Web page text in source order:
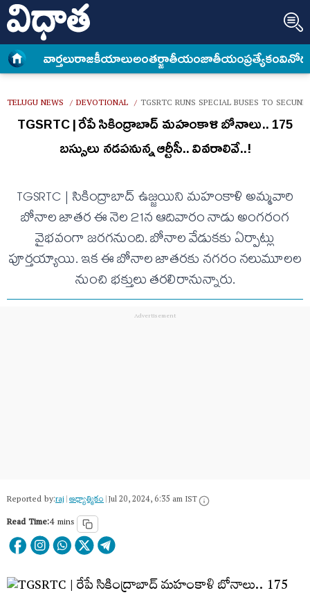
వార్త‌లురాజకీయాలుఅంత‌ర్జాతీయంజాతీయంప్రత్యేకం
TELUGU NEWS / DEVOTIONAL / TGSRTC RUNS SPECIAL BUSES TO
TGSRTC | రేపే సికింద్రాబాద్ మహంకాళి బోనాలు.. 175
బ‌స్సులు న‌డ‌ప‌నున్న ఆర్టీసీ.. వివ‌రాలివే..!
TGSRTC | సికింద్రాబాద్‌ ఉజ్జయిని మహంకాళి అమ్మవారి
బోనాల జాతర ఈ నెల 21న ఆదివారం నాడు అంగ‌రంగ
వైభ‌వంగా జ‌ర‌గ‌నుంది. బోనాల వేడుక‌కు ఏర్పాట్లు
పూర్త‌య్యాయి. ఇక ఈ బోనాల జాత‌ర‌కు న‌గ‌రం న‌లుమూలల
నుంచి భ‌క్తులు త‌ర‌లిరానున్నారు.
Reported by:raj|ఆధ్యాత్మికం|Jul 20, 2024, 6:35 am IST
Read Time:4 mins